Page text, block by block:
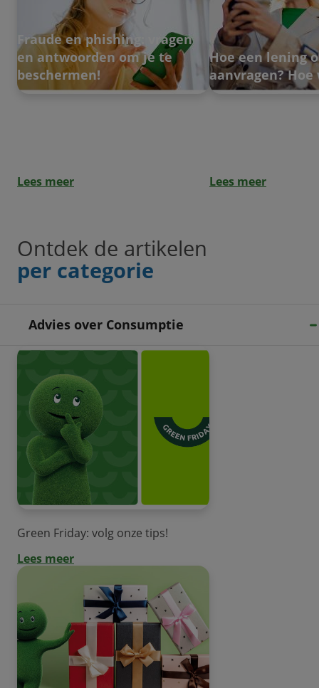
Fraude en phishing: vragen
en antwoorden om je te
beschermen!
Lees meer
Hoe een lening
aanvragen?
Lees meer
Ontdek de artikelen
per categorie
Advies over Consumptie
Green Friday: volg onze tips!
Lees meer